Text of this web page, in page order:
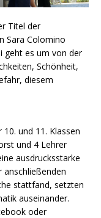
Titel der
Sara Colomino
geht es um von der
Schönheit,
diesem
und 11. Klassen
und 4 Lehrer
ausdrucksstarke
stattfand, setzten
auseinander.
oder